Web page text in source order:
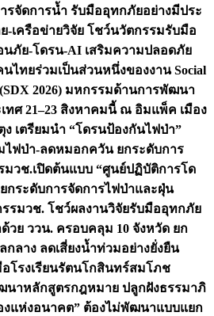
รจัดการน้ำ รับมืออุทกภัยอย่างมีประ
-เครือข่ายวิจัย โชว์นวัตกรรมรับมือ
นภัย-โดรน-AI เสริมความปลอดภัย
ไทยร่วมเป็นส่วนหนึ่งของงาน Social
(SDX 2026) มหกรรมด้านการพัฒนา
ศ 21–23 สิงหาคมนี้ ณ อิมแพ็ค เมือง
เตรียมนำ “โดรนป้องกันไฟป่า”
ฟป่า-ลดหมอกควัน ยกระดับการ
มวช.เปิดต้นแบบ “ศูนย์ปฏิบัติการโด
กระดับการจัดการไฟป่าและฝุ่น
รรมวช. โชว์ผลงานวิจัยรับมืออุทกภัย
วย ววน. ครอบคลุม 10 จังหวัด ยก
ลาง ลดเสี่ยงน้ำท่วมอย่างยั่งยืน
โรงเรียนรัตนโกสินทร์สมโภช
นาหลักสูตรกฎหมาย ปลูกฝังธรรมาภิ
งแห่งอนาคต” ต้องไม่พัฒนาแบบแยก